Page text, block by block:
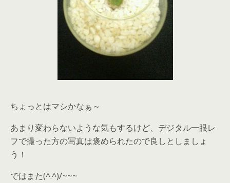
ちょっとはマシかなぁ～
あまり変わらないような気もするけど、デジタル一眼レ
フで撮った方の写真は褒められたので良しとしましょ
う！
ではまた(^.^)/~~~